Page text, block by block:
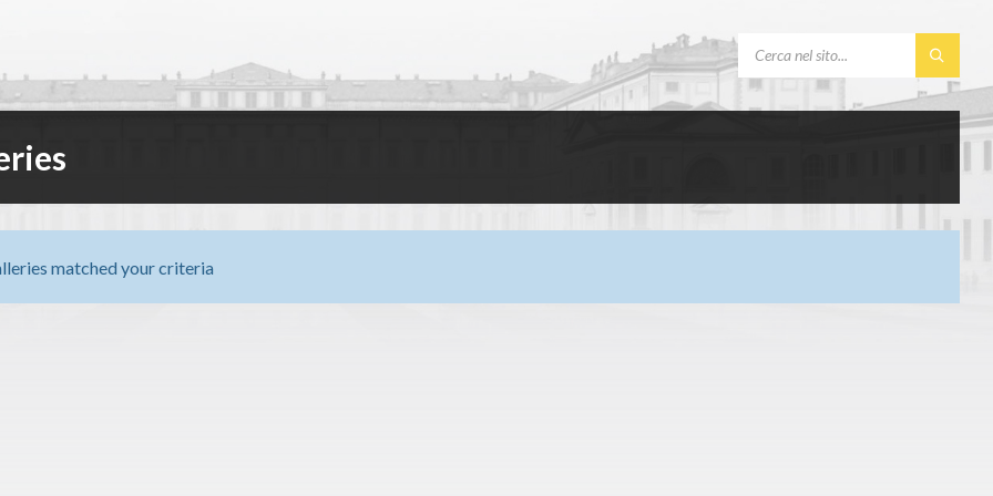
SEARCH:
matched your criteria